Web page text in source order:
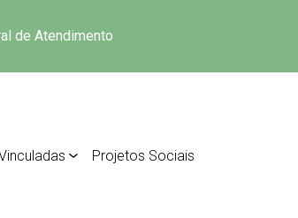
de Atendimento
Projetos Sociais